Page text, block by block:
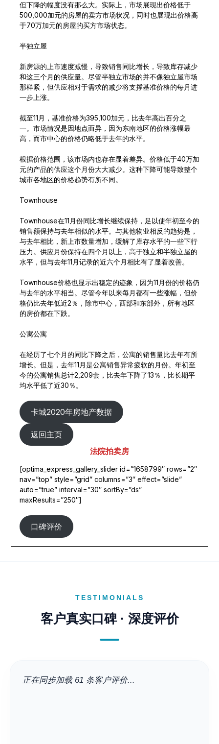
但下降的幅度没有那么大。实际上，市场展现出价格低于
500,000加元的房屋的卖方市场状况，同时也展现出价格高
于70万加元的房屋的买方市场状态。
半独立屋
新房源的上市速度减慢，导致销售同比增长，导致库存减少
和这三个月的供应量。尽管半独立市场的并不像独立屋市场
那样紧，但供应相对于需求的减少将支撑基准价格的每月进
一步上涨。
截至11月，基准价格为395,100加元，比去年高出百分之
一。市场情况是因地点而异，因为东南地区的价格涨幅最
高，而市中心的价格仍略低于去年的水平。
根据价格范围，该市场内也存在显着差异。价格低于40万加
元的产品的供应这个月份大大减少。这种下降可能导致整个
城市各地区的价格趋势有所不同。
Townhouse
Townhouse在11月份同比增长继续保持，足以使年初至今的
销售额保持与去年相似的水平。与其他物业相反的趋势是，
与去年相比，新上市数量增加，缓解了库存水平的一些下行
压力。供应月份保持在四个月以上，高于独立和半独立屋的
水平，但与去年11月记录的近六个月相比有了显着改善。
Townhouse价格也显示出稳定的迹象，因为11月份的价格仍
与去年的水平相当。尽管今年以来每月都有一些涨幅，但价
格仍比去年低近2％，除市中心，西部和东部外，所有地区
的房价都在下跌。
公寓公寓
在经历了七个月的同比下降之后，公寓的销售量比去年有所
增长。但是，去年11月是公寓销售异常疲软的月份。年初至
今的公寓销售总计2,209套，比去年下降了13％，比长期平
均水平低了近30％。
卡城2020年房地产数据
返回主页
法院拍卖房
[optima_express_gallery_slider id=”1658799″ rows=”2″
nav=”top” style=”grid” columns=”3″ effect=”slide”
auto=”true” interval=”30″ sortBy=”ds”
maxResults=”250″]
口碑评价
TESTIMONIALS
客户真实口碑 · 深度评价
正在同步加载 61 条客户评价...